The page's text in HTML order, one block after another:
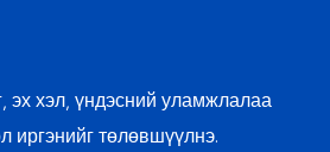
эх хэл, үндэсний уламжлалаа
иргэнийг төлөвшүүлнэ.